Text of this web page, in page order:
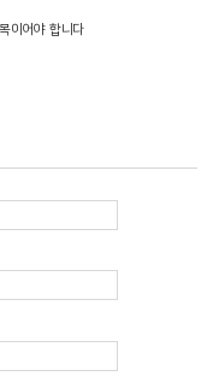
이어야 합니다